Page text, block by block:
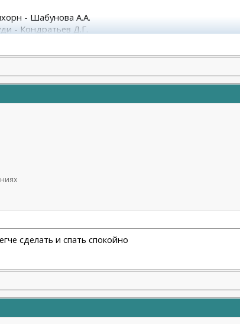
- Шабунова А.А.
- Кондратьев Д.Г.
сделать и спать спокойно